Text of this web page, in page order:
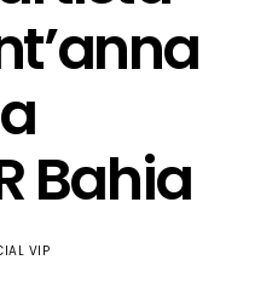
Bahia
VIP